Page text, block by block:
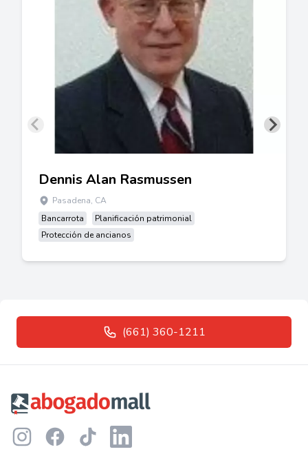
Dennis Alan Rasmussen
Pasadena, CA
Bancarrota
Planificación patrimonial
Protección de ancianos
(661) 360-1211
InstagramFacebookTikTok LinkedIn